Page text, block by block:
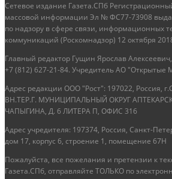
Сетевое издание Газета.СПб
массовой информации Эл № ФС77-73908
по надзору в сфере связи, информационных
коммуникаций (Роскомнадзор) 12 октября
Главный редактор Гущин Ярослав
+7 (812) 627-21-84. Учредитель АО "Открытые
Адрес редакции ООО "Рост": 197022, Россия,
ВН.ТЕР.Г. МУНИЦИПАЛЬНЫЙ ОКРУГ
ЧАПЫГИНА, Д. 6 ЛИТЕРА П, ОФИС 316
Адрес учредителя: 197374, Россия, Санкт-
дом 17, корпус 6, строение 1, помещение 67Н
Пожалуйста, все пожелания и претензии к
Газета.СПб, отправляйте ТОЛЬКО по